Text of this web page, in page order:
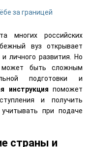
за границей
многих российских
вуз открывает
личного развития. Но
может быть сложным
подготовки и
инструкция поможет
и получить
при подаче
страны и